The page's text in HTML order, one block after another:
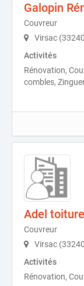
Galopin
Couvreur
Virsac
Activités
Rénovation,
combles,
Adel
Couvreur
Virsac
Activités
Rénovation,